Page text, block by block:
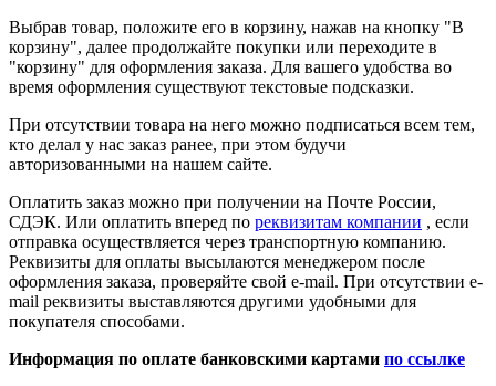
Выбрав товар, положите его в корзину, нажав на кнопку "В
корзину", далее продолжайте покупки или переходите в
"корзину" для оформления заказа. Для вашего удобства во
время оформления существуют текстовые подсказки.
При отсутствии товара на него можно подписаться всем тем,
кто делал у нас заказ ранее, при этом будучи
авторизованными на нашем сайте.
Оплатить заказ можно при получении на Почте России,
СДЭК. Или оплатить вперед по реквизитам компании , если
отправка осуществляется через транспортную компанию.
Реквизиты для оплаты высылаются менеджером после
оформления заказа, проверяйте свой e-mail. При отсутствии e-
mail реквизиты выставляются другими удобными для
покупателя способами.
Информация по оплате банковскими картами по ссылке